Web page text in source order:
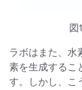
図
ラボはまた、水
素を生成するこ
す。しかし、こ